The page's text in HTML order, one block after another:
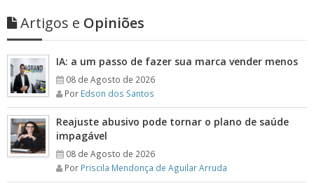
Artigos e Opiniões
IA: a um passo de fazer sua marca vender menos
08 de Agosto de 2026
Por Edson dos Santos
Reajuste abusivo pode tornar o plano de saúde
impagável
08 de Agosto de 2026
Por Priscila Mendonça de Aguilar Arruda